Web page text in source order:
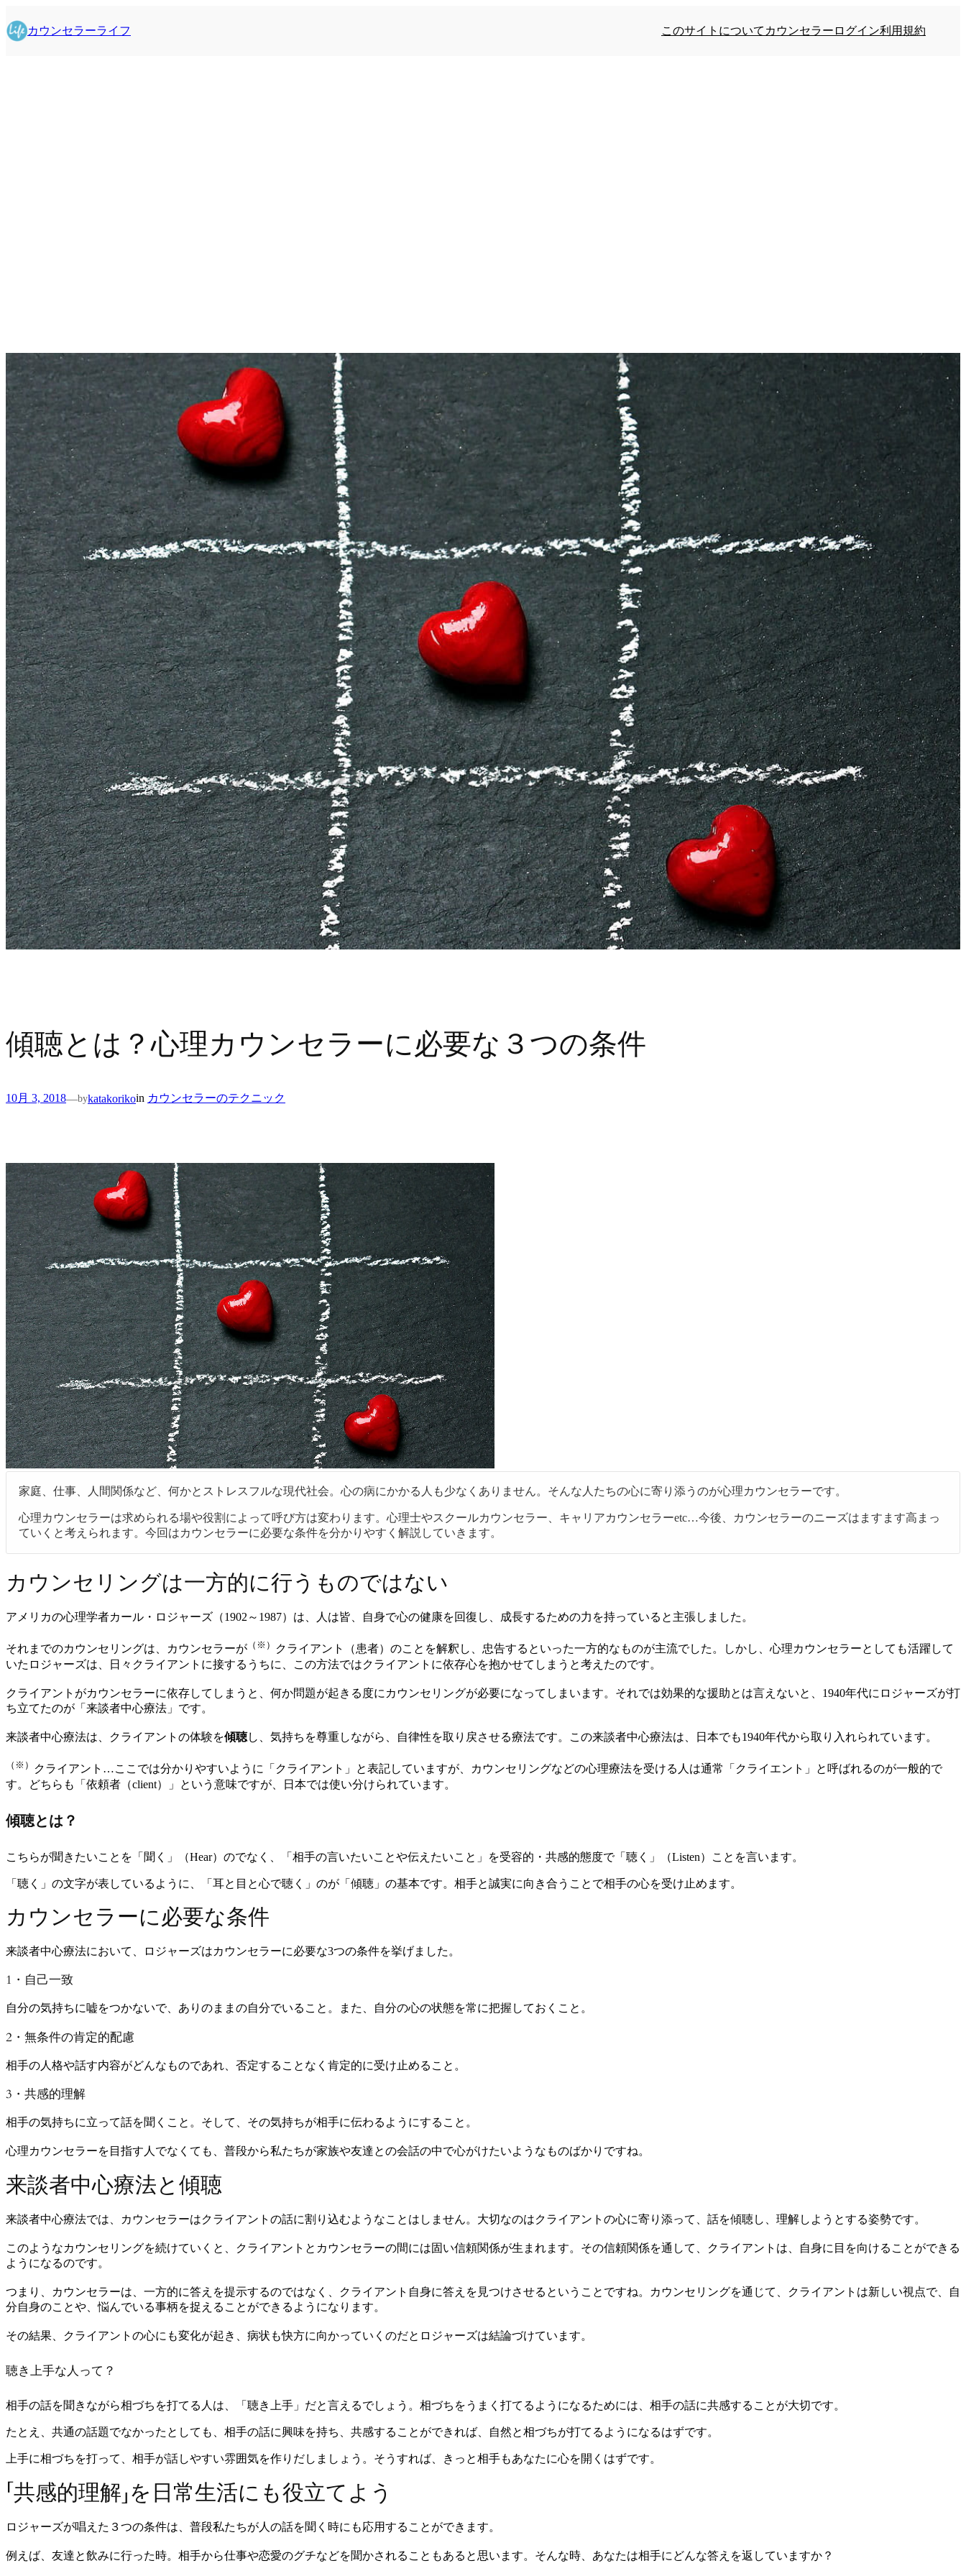
容
を
カウンセラーライフ このサイトについて カウンセラーログイン利用規約
傾聴とは？心理カウンセラーに必要な３つの条件
10月 3, 2018—bykatakorikoin カウンセラーのテクニック
家庭、仕事、人間関係など、何かとストレスフルな現代社会。心の病にかかる人も少なくありません。そんな人たちの心に寄り添うのが心理カウンセラーです。
心理カウンセラーは求められる場や役割によって呼び方は変わります。心理士やスクールカウンセラー、キャリアカウンセラーetc…今後、カウンセラーのニーズはますます高まっ
ていくと考えられます。今回はカウンセラーに必要な条件を分かりやすく解説していきます。
カウンセリングは一方的に行うものではない
アメリカの心理学者カール・ロジャーズ（1902～1987）は、人は皆、自身で心の健康を回復し、成長するための力を持っていると主張しました。
それまでのカウンセリングは、カウンセラーが （※）
クライアント（患者）のことを解釈し、忠告するといった一方的なものが主流でした。しかし、心理カウンセラーとしても活躍して
いたロジャーズは、日々クライアントに接するうちに、この方法ではクライアントに依存心を抱かせてしまう と考えたのです。
クライアントがカウンセラーに依存してしまうと、何か問題が起きる度にカウンセリングが必要になってしまいます。それでは効果的な援助とは言えないと、1940年代にロジャーズが打
ち立てたのが「来談者中心療法」です。
来談者中心療法は、クライアントの体験を傾聴し、気持ちを尊重しながら、自律性を取り戻させる療法です。この来談者中心療法は、日本でも1940年代から取り入れられています。
（※）
クライアント…ここでは分かりやすいように「クライアント」と表記していますが、カウンセリングなどの心理療法を受ける人は通常「クライエント」と呼ばれるのが一般的で
す。どちらも「依頼者（client）」という意味ですが、日本では使い分けられています。
傾聴とは？
こちらが聞きたいことを「聞く」（Hear）のでなく、「相手の言いたいことや伝えたいこと」を受容的・共感的態度で「聴く」（Listen）ことを言います。
「聴く」の文字が表しているように、「耳と目と心で聴く」のが「傾聴」の基本です。相手と誠実に向き合うことで相手の心を受け止めます。
カウンセラーに必要な条件
来談者中心療法において、ロジャーズはカウンセラーに必要な3つの条件を挙げました。
1・自己一致
自分の気持ちに嘘をつかないで、ありのままの自分でいること。また、自分の心の状態を常に把握しておくこと。
2・無条件の肯定的配慮
相手の人格や話す内容がどんなものであれ、否定することなく肯定的に受け止めること。
3・共感的理解
相手の気持ちに立って話を聞くこと。そして、その気持ちが相手に伝わるようにすること。
心理カウンセラーを目指す人でなくても、普段から私たちが家族や友達との会話の中で心がけたいようなものばかりですね。
来談者中心療法と傾聴
来談者中心療法では、カウンセラーはクライアントの話に割り込むようなことはしません。大切なのはクライアントの心に寄り添って、話を傾聴し、理解しようとする姿勢です。
このようなカウンセリングを続けていくと、クライアントとカウンセラーの間には固い信頼関係が生まれます。その信頼関係を通して、クライアントは、自身に目を向けることができる
ようになるのです。
つまり、カウンセラーは、一方的に答えを提示するのではなく、クライアント自身に答えを見つけさせるということですね。カウンセリングを通じて、クライアントは新しい視点で、自
分自身のことや、悩んでいる事柄を捉えることができるようになります。
その結果、クライアントの心にも変化が起き、病状も快方に向かっていくのだとロジャーズは結論づけています。
聴き上手な人って？
相手の話を聞きながら相づちを打てる人は、「聴き上手」だと言えるでしょう。相づちをうまく打てるようになるためには、相手の話に共感することが大切です。
たとえ、共通の話題でなかったとしても、相手の話に興味を持ち、共感することができれば、自然と相づちが打てるようになるはずです。
上手に相づちを打って、相手が話しやすい雰囲気を作りだしましょう。そうすれば、きっと相手もあなたに心を開くはずです。
「共感的理解」を日常生活にも役立てよう
ロジャーズが唱えた３つの条件は、普段私たちが人の話を聞く時にも応用することができます。
例えば、友達と飲みに行った時。相手から仕事や恋愛のグチなどを聞かされることもあると思います。そんな時、あなたは相手にどんな答えを返していますか？